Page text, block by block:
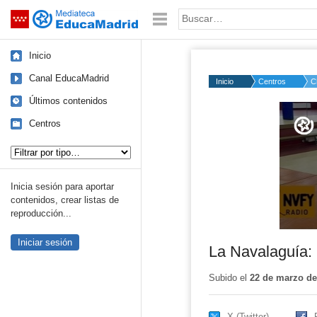
Saltar navegación Palabra o frase:
Inicio
Canal EducaMadrid
Últimos contenidos
Centros
Inicia sesión para aportar
contenidos, crear listas de
reproducción...
Iniciar sesión
Inicio Centros
Volume
50%
La
Subido el 22 de marzo